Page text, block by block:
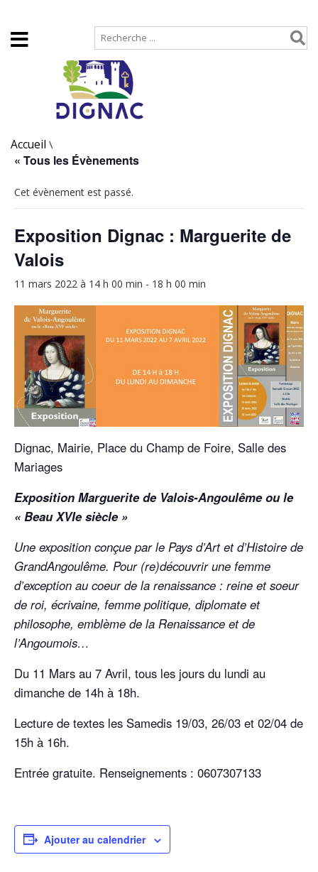
Accueil \
« Tous les Évènements
Cet évènement est passé.
Exposition Dignac : Marguerite de
Valois
11 mars 2022 à 14 h 00 min - 18 h 00 min
Dignac, Mairie, Place du Champ de Foire, Salle des
Mariages
Exposition Marguerite de Valois-Angoulême ou le
« Beau XVIe siècle »
Une exposition conçue par le Pays d’Art et d’Histoire de
GrandAngoulême. Pour (re)découvrir une femme
d’exception au coeur de la renaissance : reine et soeur
de roi, écrivaine, femme politique, diplomate et
philosophe, emblème de la Renaissance et de
l’Angoumois…
Du 11 Mars au 7 Avril, tous les jours du lundi au
dimanche de 14h à 18h.
Lecture de textes les Samedis 19/03, 26/03 et 02/04 de
15h à 16h.
Entrée gratuite. Renseignements : 0607307133
Ajouter au calendrier